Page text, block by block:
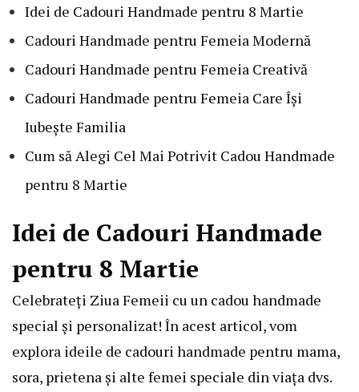
Idei de Cadouri Handmade pentru 8 Martie
Cadouri Handmade pentru Femeia Modernă
Cadouri Handmade pentru Femeia Creativă
Cadouri Handmade pentru Femeia Care Își
Iubește Familia
Cum să Alegi Cel Mai Potrivit Cadou Handmade
pentru 8 Martie
Idei de Cadouri Handmade
pentru 8 Martie
Celebrateți Ziua Femeii cu un cadou handmade
special și personalizat! În acest articol, vom
explora ideile de cadouri handmade pentru mama,
sora, prietena și alte femei speciale din viața dvs.